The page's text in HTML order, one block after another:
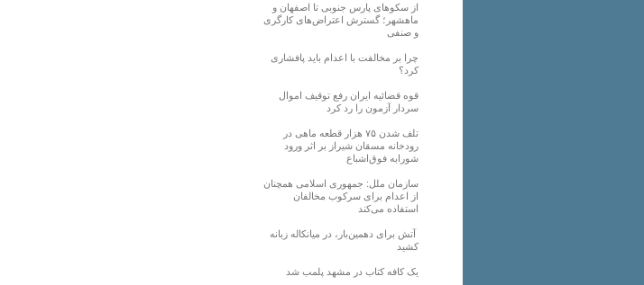
از سکوهای پارس جنوبی تا اصفهان و
ماهشهر؛ گسترش اعتراض‌های کارگری
و صنفی
چرا بر مخالفت با اعدام باید پافشاری
کرد؟
قوه قضائیه ایران رفع توقیف اموال
سردار آزمون را رد کرد
تلف شدن ۷۵ هزار قطعه ماهی در
رودخانه مسقان شیراز بر اثر ورود
شورابه فوق‌اشباع
سازمان ملل: جمهوری اسلامی همچنان
از اعدام برای سرکوب مخالفان
استفاده می‌کند
آتش برای دهمین‌بار، در میانکاله زبانه
کشید
یک کافه کتاب در مشهد پلمب شد